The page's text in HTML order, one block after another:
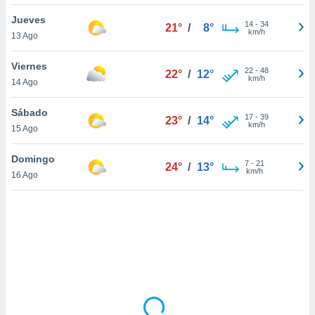
sitio
En
sean
el sitio
ni para
o
Jueves
13 Ago
21° / 8° 14- 34
km/h
Viernes
14 Ago
22° / 12° 22- 48
km/h
Sábado
15 Ago
23° / 14° 17- 39
km/h
Domingo
16 Ago
24° / 13° 7- 21
km/h